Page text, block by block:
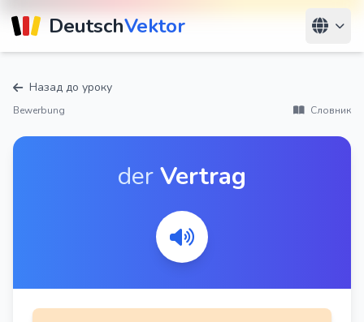
DeutschVektor
Назад до уроку
Bewerbung Словник
derVertrag